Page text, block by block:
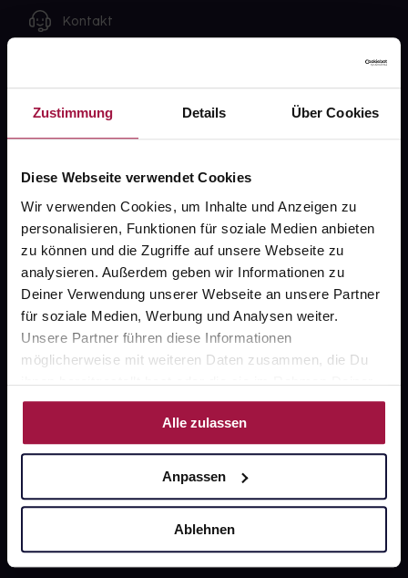
Zustimmung Details Über Cookies
Diese Webseite verwendet Cookies
Wir verwenden Cookies, um Inhalte und Anzeigen zu
personalisieren, Funktionen für soziale Medien anbieten
zu können und die Zugriffe auf unsere Webseite zu
analysieren. Außerdem geben wir Informationen zu
Deiner Verwendung unserer Webseite an unsere Partner
für soziale Medien, Werbung und Analysen weiter.
Unsere Partner führen diese Informationen
möglicherweise mit weiteren Daten zusammen, die Du
ihnen bereitgestellt hast oder die sie im Rahmen Deiner
Nutzung der Dienste gesammelt haben.
Alle zulassen
Anpassen
Ablehnen
Kontakt
Widerrufsformular
Über uns
Karriere
Newsletter
Barrierefreiheitserklärung
PAYBACK
gesund-versorger.de
AGB